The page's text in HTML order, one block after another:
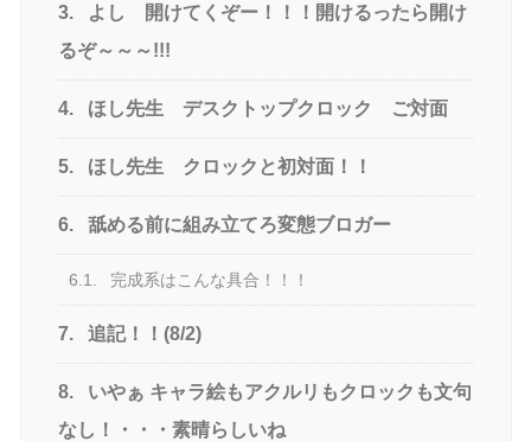
3.
よし 開けてくぞー！！！開けるったら開け
るぞ～～～!!!
4. ほし先生 デスクトップクロック ご対面
5. ほし先生 クロックと初対面！！
6. 舐める前に組み立てろ変態ブロガー
6.1. 完成系はこんな具合！！！
7. 追記！！(8/2)
8.
いやぁ キャラ絵もアクルリもクロックも文句
なし！・・・素晴らしいね